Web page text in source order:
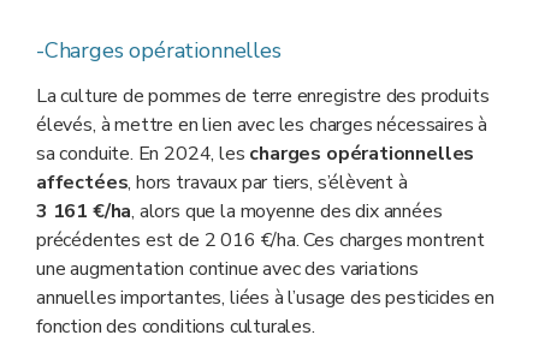
-Charges opérationnelles
La culture de pommes de terre enregistre des produits
élevés, à mettre en lien avec les charges nécessaires à
sa conduite. En 2024, les charges opérationnelles
affectées, hors travaux par tiers, s’élèvent à
3 161 €/ha, alors que la moyenne des dix années
précédentes est de 2 016 €/ha. Ces charges montrent
une augmentation continue avec des variations
annuelles importantes, liées à l’usage des pesticides en
fonction des conditions culturales.